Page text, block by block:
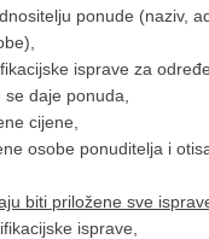
ponude (naziv,
isprave za
daje ponuda,
cijene,
osobe ponuditelja i
biti priložene sve
isprave,